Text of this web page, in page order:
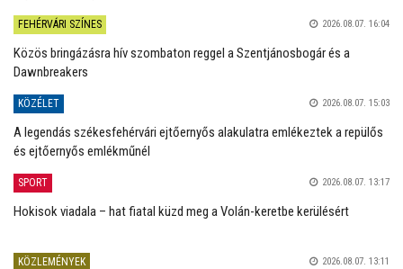
FEHÉRVÁRI SZÍNES 2026.08.07. 16:04
Közös bringázásra hív szombaton reggel a Szentjánosbogár és a
Dawnbreakers
KÖZÉLET 2026.08.07. 15:03
A legendás székesfehérvári ejtőernyős alakulatra emlékeztek a repülős
és ejtőernyős emlékműnél
SPORT 2026.08.07. 13:17
Hokisok viadala – hat fiatal küzd meg a Volán-keretbe kerülésért
KÖZLEMÉNYEK 2026.08.07. 13:11